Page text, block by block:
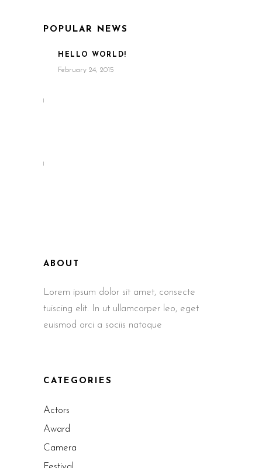
POPULAR NEWS
HELLO WORLD!
February 24, 2015
ABOUT
Lorem ipsum dolor sit amet, consecte
tuiscing elit. In ut ullamcorper leo, eget
euismod orci a sociis natoque
CATEGORIES
Actors
Award
Camera